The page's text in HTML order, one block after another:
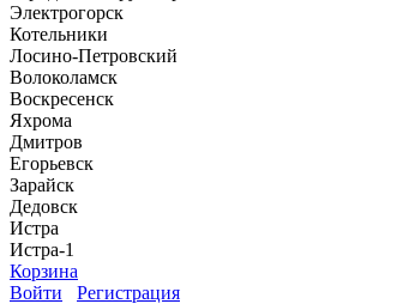
Электрогорск
Котельники
Лосино-Петровский
Волоколамск
Воскресенск
Яхрома
Дмитров
Егорьевск
Зарайск
Дедовск
Истра
Истра-1
Корзина
Войти
Регистрация